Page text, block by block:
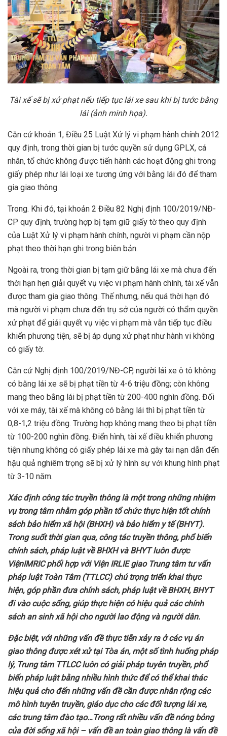
Tài xế sẽ bị xử phạt nếu tiếp tục lái xe sau khi bị tước bằng
lái (ảnh minh họa).
Căn cứ khoản 1, Điều 25 Luật Xử lý vi phạm hành chính 2012
quy định, trong thời gian bị tước quyền sử dụng GPLX, cá
nhân, tổ chức không được tiến hành các hoạt động ghi trong
giấy phép như lái loại xe tương ứng với bằng lái đó để tham
gia giao thông.
Trong. Khi đó, tại khoản 2 Điều 82 Nghị định 100/2019/NĐ-
CP quy định, trường hợp bị tạm giữ giấy tờ theo quy định
của Luật Xử lý vi phạm hành chính, người vi phạm cần nộp
phạt theo thời hạn ghi trong biên bản.
Ngoài ra, trong thời gian bị tạm giữ bằng lái xe mà chưa đến
thời hạn hẹn giải quyết vụ việc vi phạm hành chính, tài xế vẫn
được tham gia giao thông. Thế nhưng, nếu quá thời hạn đó
mà người vi phạm chưa đến trụ sở của người có thẩm quyền
xử phạt để giải quyết vụ việc vi phạm mà vẫn tiếp tục điều
khiển phương tiện, sẽ bị áp dụng xử phạt như hành vi không
có giấy tờ.
Căn cứ Nghị định 100/2019/NĐ-CP, người lái xe ô tô không
có bằng lái xe sẽ bị phạt tiền từ 4-6 triệu đồng; còn không
mang theo bằng lái bị phạt tiền từ 200-400 nghìn đồng. Đối
với xe máy, tài xế mà không có bằng lái thì bị phạt tiền từ
0,8-1,2 triệu đồng. Trường hợp không mang theo bị phạt tiền
từ 100-200 nghìn đồng. Điển hình, tài xế điều khiển phương
tiện nhưng không có giấy phép lái xe mà gây tai nạn dẫn đến
hậu quả nghiêm trọng sẽ bị xử lý hình sự với khung hình phạt
từ 3-10 năm.
Xác định công tác truyền thông là một trong những nhiệm
vụ trong tâm nhằm góp phần tổ chức thực hiện tốt chính
sách bảo hiểm xã hội (BHXH) và bảo hiểm y tế (BHYT).
Trongsuốt thời gian qua, công tác truyền thông, phổ biến
chính sách, pháp luật về BHXH và BHYT luôn được
ViệnIMRIC phối hợp với Viện IRLIE giao Trung tâm tư vấn
pháp luật Toàn Tâm (TTLCC) chú trọng triển khai thực
hiện, góp phần đưa chính sách, pháp luật về BHXH, BHYT
đi vào cuộc sống, giúp thực hiện có hiệu quả các chính
sách an sinh xã hội cho người lao động và người dân.
Đặcbiệt, vớinhững vấn đề thực tiễn xảy ra ởcác vụ án
giao thông được xét xử tại Tòa án, một số tình huống pháp
lý, Trungtâm TTLCC luôn có giải pháp tuyêntruyền, phổ
biến pháp luật bằng nhiều hình thứcđể có thể khai thác
hiệu quả cho đến những vấn đề cần được nhân rộng các
mô hình tuyên truyền, giáo dục cho các đối tượng lái xe,
các trung tâm đào tạo…Trong rất nhiều vấn đề nóng bỏng
của đời sống xã hội – vấn đề an toàn giao thông là vấn đề